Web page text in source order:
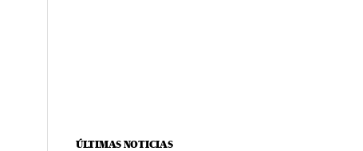
ÚLTIMAS NOTICIAS